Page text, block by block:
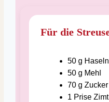
Für die
50 g
50 g Mehl
70 g Zucker
1 Prise Zimt